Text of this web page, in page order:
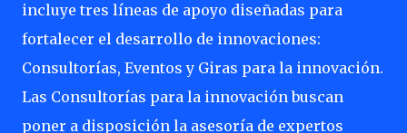
incluye tres líneas de apoyo diseñadas para
fortalecer el desarrollo de innovaciones:
Consultorías, Eventos y Giras para la innovación.
Las Consultorías para la innovación buscan
poner a disposición la asesoría de expertos